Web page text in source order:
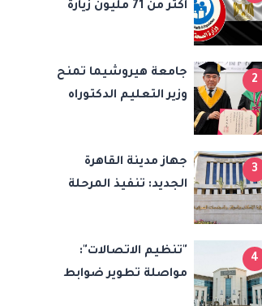
اكتر من 71 مليون زيارة
صحة المرأة
2
جامعة هيروشيما تمنح
وزير التعليم الدكتوراه
في مصر
3
جهاز مدينة القاهرة
الجديد: تنفيذ المرحلة
النرجس بمشروع "بيت
الوطن"
4
"تنظيم الاتصالات":
مواصلة تطوير ضوابط